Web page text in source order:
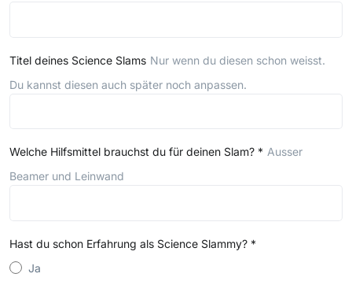
Titel deines Science Slams Nur wenn du diesen schon weisst.
Du kannst diesen auch später noch anpassen.
Welche Hilfsmittel brauchst du für deinen Slam? * Ausser
Beamer und Leinwand
Hast du schon Erfahrung als Science Slammy? *
Ja